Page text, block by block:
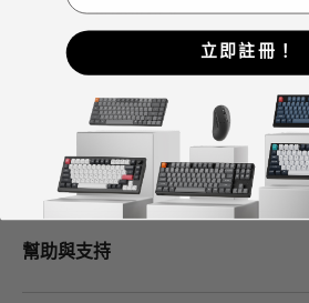
佳機械式鍵盤選擇。
Keychron中心
幫助與支持
立即註冊！